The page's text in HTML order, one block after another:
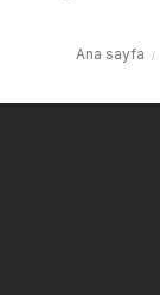
Ana sayfa